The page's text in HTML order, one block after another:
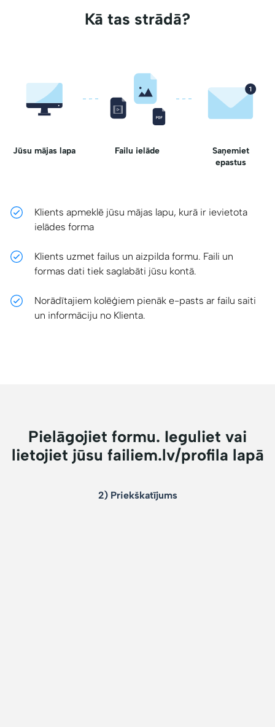
Kā tas strādā?
Jūsu mājas lapa Failu ielāde
Saņemiet
epastus
Klients apmeklē jūsu mājas lapu, kurā ir ievietota
ielādes forma
Klients uzmet failus un aizpilda formu. Faili un
formas dati tiek saglabāti jūsu kontā.
Norādītajiem kolēģiem pienāk e-pasts ar failu saiti
un informāciju no Klienta.
Pielāgojiet formu. Ieguliet vai
lietojiet jūsu failiem.lv/profila lapā
2) Priekškatījums